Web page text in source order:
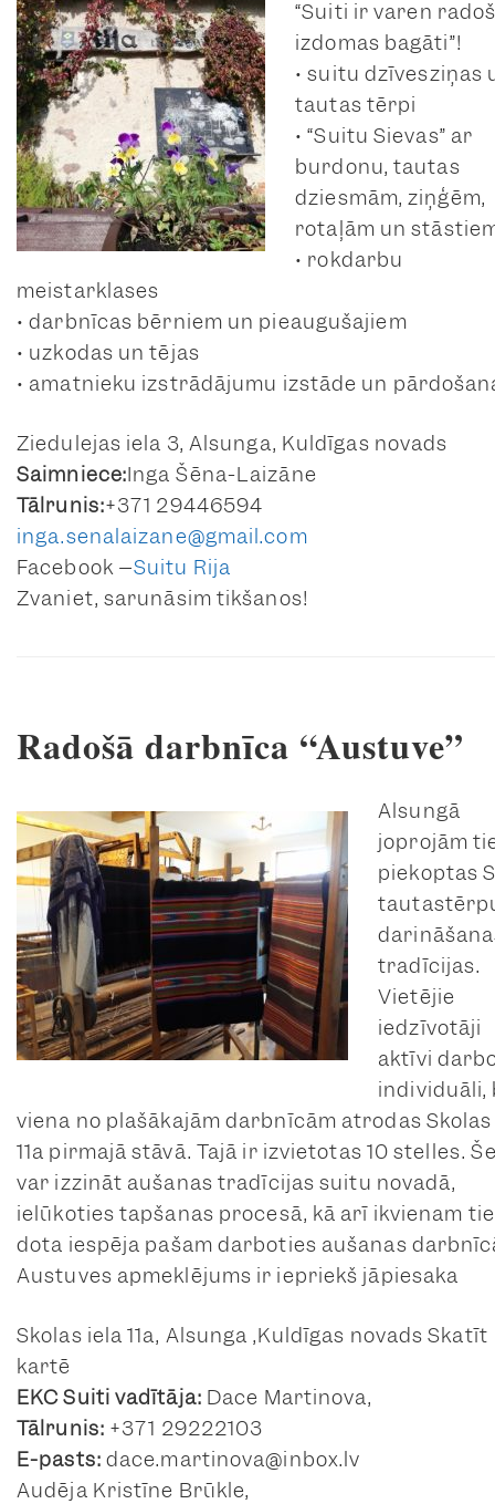
“Suiti ir varen
izdomas bagāti”!
• suitu dzīvesziņas
tautas tērpi
• “Suitu Sievas” ar
burdonu, tautas
dziesmām, ziņģēm,
rotaļām un
• rokdarbu
meistarklases
• darbnīcas bērniem un pieaugušajiem
• uzkodas un tējas
• amatnieku izstrādājumu izstāde un
Ziedulejas iela 3, Alsunga, Kuldīgas novads
Saimniece:Inga Šēna-Laizāne
Tālrunis:+371 29446594
inga.senalaizane@gmail.com
Facebook –Suitu Rija
Zvaniet, sarunāsim tikšanos!
Radošā darbnīca “Austuve”
Alsungā
joprojām
piekoptas
tradīcijas.
Vietējie
iedzīvotāji
aktīvi
individuāli,
viena no plašākajām darbnīcām atrodas
11a pirmajā stāvā. Tajā ir izvietotas 10 stelles.
var izzināt aušanas tradīcijas suitu novadā,
ielūkoties tapšanas procesā, kā arī ikvienam
dota iespēja pašam darboties aušanas
Austuves apmeklējums ir iepriekš jāpiesaka
Skolas iela 11a, Alsunga ,Kuldīgas novads Skatīt
kartē
EKC Suiti vadītāja: Dace Martinova,
Tālrunis: +371 29222103
E-pasts: dace.martinova@inbox.lv
Audēja Kristīne Brūkle,